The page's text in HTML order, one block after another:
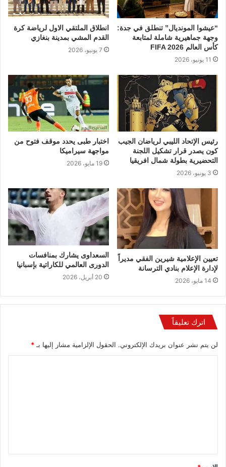
“عيشوا المونديال” تنطلق في جدة:
وجهة جماهيرية شاملة لمتابعة
كأس العالم FIFA 2026
11 يونيو، 2026
انطلاق الملتقي الاول لرياضة كرة
القدم المشي بمدينة بنغازي
7 يونيو، 2026
رئيس الإتحاد الليبي لرياضان الجيب
كون يصدر قرار تشكيل اللجنة
التحضيرية بطولة شمال افريقيا
3 يونيو، 2026
اختبار طبى يحدد موقف فتوح من
مواجهة سيراميكا
19 مايو، 2026
تعيين الإعلامية شيرين الفقي مديراً
لإدارة الإعلام بنادي الترسانة
14 مايو، 2026
السعداوى يشارك بمنافسات
الدورى العالمي للكاراتية بإسبانيا
20 أبريل، 2026
اترك تعليقاً
لن يتم نشر عنوان بريدك الإلكتروني. الحقول الإلزامية مشار إليها بـ*